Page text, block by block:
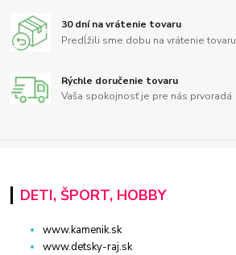
30 dní na vrátenie tovaru
Predĺžili sme dobu na vrátenie tovaru
Rýchle doručenie tovaru
Vaša spokojnosť je pre nás prvoradá
DETI, ŠPORT, HOBBY
www.kamenik.sk
www.detsky-raj.sk